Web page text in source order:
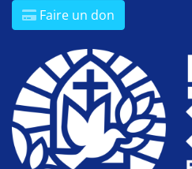
Faire un don